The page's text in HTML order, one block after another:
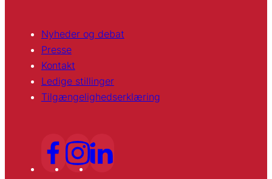
Nyheder og debat
Presse
Kontakt
Ledige stillinger
Tilgængelighedserklæring